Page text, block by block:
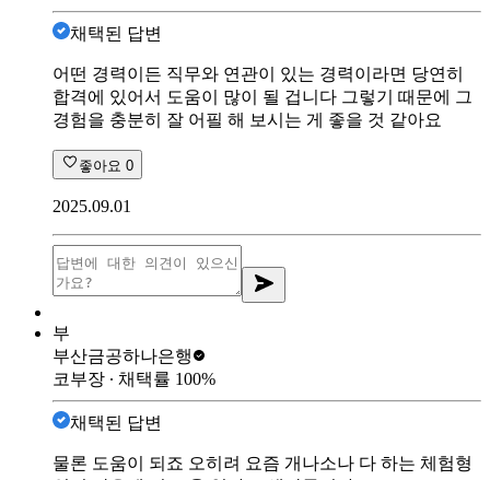
채택된 답변
어떤 경력이든 직무와 연관이 있는 경력이라면 당연히
합격에 있어서 도움이 많이 될 겁니다 그렇기 때문에 그
경험을 충분히 잘 어필 해 보시는 게 좋을 것 같아요
좋아요 0
2025.09.01
부
부산금공하나은행
코부장 ∙ 채택률 100%
채택된 답변
물론 도움이 되죠 오히려 요즘 개나소나 다 하는 체험형